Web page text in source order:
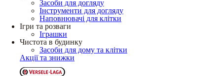
Засоби для догляду
Інструменти для догляду
Наповнювачі для клітки
Ігри та розваги
Іграшки
Чистота в будинку
Засоби для дому та клітки
Акції та знижки